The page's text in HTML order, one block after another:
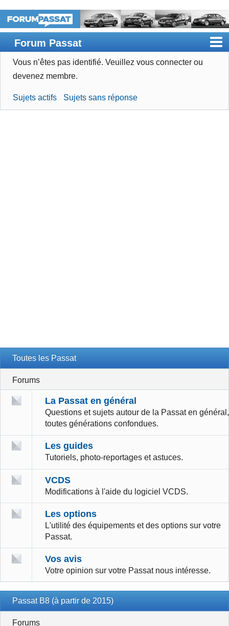
Forum Passat
Accueil
Devenir membre
Vous n’êtes pas identifié. Veuillez vous connecter ou
devenez membre.
Sujets actifs Sujets sans réponse
Toutes les Passat
Forums
La Passat en général
Questions et sujets autour de la Passat en général,
toutes générations confondues.
Les guides
Tutoriels, photo-reportages et astuces.
VCDS
Modifications à l'aide du logiciel VCDS.
Les options
L'utilité des équipements et des options sur votre
Passat.
Vos avis
Votre opinion sur votre Passat nous intéresse.
Passat B8 (à partir de 2015)
Forums